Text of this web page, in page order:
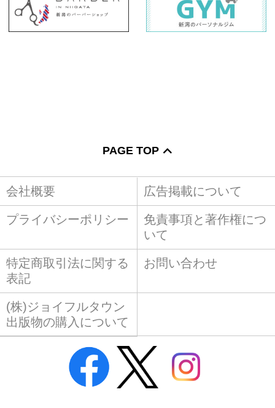
PAGE TOP
会社概要 広告掲載について
プライバシーポリシー
免責事項と著作権につ
いて
特定商取引法に関する
表記
お問い合わせ
(株)ジョイフルタウン
出版物の購入について